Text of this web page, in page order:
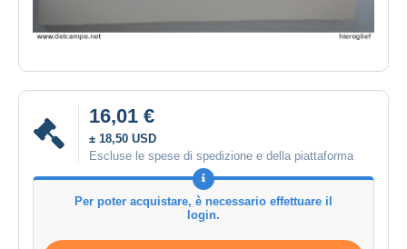
16,01 €
± 18,50 USD
Escluse le spese di spedizione e della piattaforma
Per poter acquistare, è necessario effettuare il
login.